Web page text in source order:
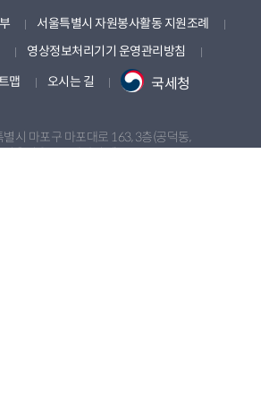
서울특별시 자원봉사활동 지원조례
영상정보처리기기 운영관리방침
맵 오시는 길 국세청
시 마포구 마포대로 163, 3층(공덕동,
서울신용보증재단빌딩)